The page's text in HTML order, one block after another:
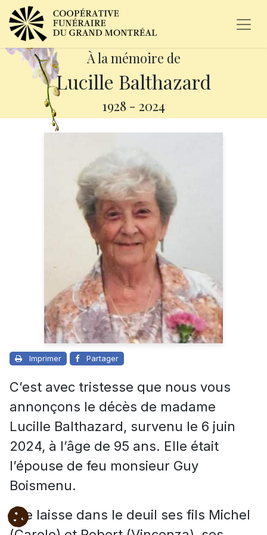
À la mémoire de
Lucille Balthazard
1928 - 2024
Imprimer Partager
C’est avec tristesse que nous vous
annonçons le décès de madame
Lucille Balthazard, survenu le 6 juin
2024, à l’âge de 95 ans. Elle était
l’épouse de feu monsieur Guy
Boismenu.
Elle laisse dans le deuil ses fils Michel